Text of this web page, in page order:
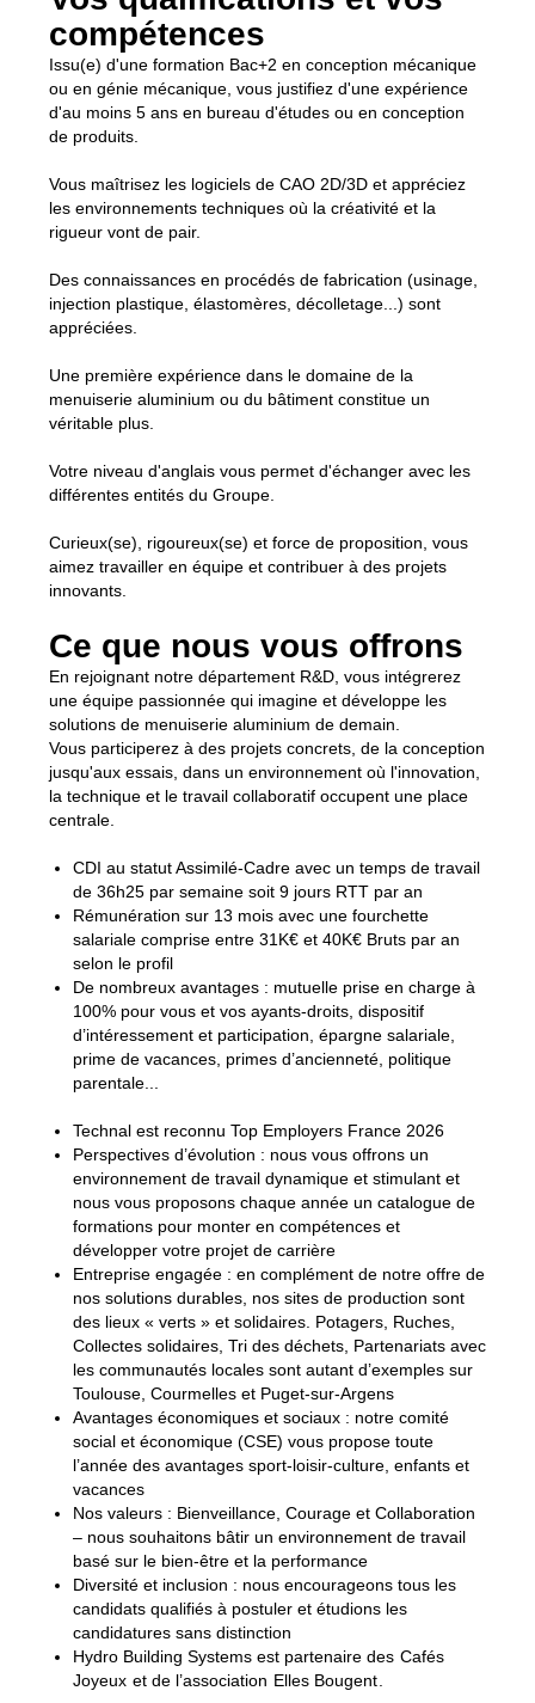
compétences
Issu(e) d'une formation Bac+2 en conception mécanique
ou en génie mécanique, vous justifiez d'une expérience
d'au moins 5 ans en bureau d'études ou en conception
de produits.
Vous maîtrisez les logiciels de CAO 2D/3D et appréciez
les environnements techniques où la créativité et la
rigueur vont de pair.
Des connaissances en procédés de fabrication (usinage,
injection plastique, élastomères, décolletage...) sont
appréciées.
Une première expérience dans le domaine de la
menuiserie aluminium ou du bâtiment constitue un
véritable plus.
Votre niveau d'anglais vous permet d'échanger avec les
différentes entités du Groupe.
Curieux(se), rigoureux(se) et force de proposition, vous
aimez travailler en équipe et contribuer à des projets
innovants.
Ce que nous vous offrons
En rejoignant notre département R&D, vous intégrerez
une équipe passionnée qui imagine et développe les
solutions de menuiserie aluminium de demain.
Vous participerez à des projets concrets, de la conception
jusqu'aux essais, dans un environnement où l'innovation,
la technique et le travail collaboratif occupent une place
centrale.
CDI au statut Assimilé-Cadre avec un temps de travail
de 36h25 par semaine soit 9 jours RTT par an
Rémunération sur 13 mois avec une fourchette
salariale comprise entre 31K€ et 40K€ Bruts par an
selon le profil
De nombreux avantages : mutuelle prise en charge à
100% pour vous et vos ayants-droits, dispositif
d’intéressement et participation, épargne salariale,
prime de vacances, primes d’ancienneté, politique
parentale...
Technal est reconnu Top Employers France 2026
Perspectives d’évolution : nous vous offrons un
environnement de travail dynamique et stimulant et
nous vous proposons chaque année un catalogue de
formations pour monter en compétences et
développer votre projet de carrière
Entreprise engagée : en complément de notre offre de
nos solutions durables, nos sites de production sont
des lieux « verts » et solidaires. Potagers, Ruches,
Collectes solidaires, Tri des déchets, Partenariats avec
les communautés locales sont autant d’exemples sur
Toulouse, Courmelles et Puget-sur-Argens
Avantages économiques et sociaux : notre comité
social et économique (CSE) vous propose toute
l’année des avantages sport-loisir-culture, enfants et
vacances
Nos valeurs : Bienveillance, Courage et Collaboration
– nous souhaitons bâtir un environnement de travail
basé sur le bien-être et la performance
Diversité et inclusion : nous encourageons tous les
candidats qualifiés à postuler et étudions les
candidatures sans distinction
Hydro Building Systems est partenaire des Cafés
Joyeux et de l’association Elles Bougent